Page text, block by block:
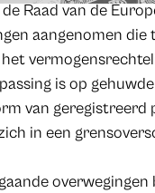
Raad van de
aangenomen die
is op
van geregistreerd
in een
overwegingen